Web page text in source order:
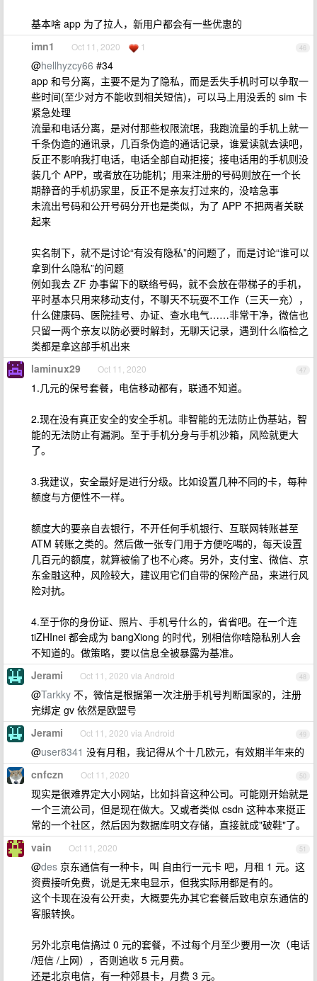
基本啥 app 为了拉人，新用户都会有一些优惠的
46
imn1 Oct 11, 2020 1
@hellhyzcy66 #34
app 和号分离，主要不是为了隐私，而是丢失手机时可以争取一
些时间(至少对方不能收到相关短信)，可以马上用没丢的 sim 卡
紧急处理
流量和电话分离，是对付那些权限流氓，我跑流量的手机上就一
千条伪造的通讯录，几百条伪造的通话记录，谁爱读就去读吧，
反正不影响我打电话，电话全部自动拒接；接电话用的手机则没
装几个 APP，或者放在功能机；用来注册的号码则放在一个长
期静音的手机扔家里，反正不是亲友打过来的，没啥急事
未流出号码和公开号码分开也是类似，为了 APP 不把两者关联
起来
实名制下，就不是讨论“有没有隐私”的问题了，而是讨论“谁可以
拿到什么隐私”的问题
例如我去 ZF 办事留下的联络号码，就不会放在带梯子的手机，
平时基本只用来移动支付，不聊天不玩耍不工作（三天一充），
什么健康码、医院挂号、办证、查水电气……非常干净，微信也
只留一两个亲友以防必要时解封，无聊天记录，遇到什么临检之
类都是拿这部手机出来
47
laminux29 Oct 11, 2020
1.几元的保号套餐，电信移动都有，联通不知道。
2.现在没有真正安全的安全手机。非智能的无法防止伪基站，智
能的无法防止有漏洞。至于手机分身与手机沙箱，风险就更大
了。
3.我建议，安全最好是进行分级。比如设置几种不同的卡，每种
额度与方便性不一样。
额度大的要亲自去银行，不开任何手机银行、互联网转账甚至
ATM 转账之类的。然后做一张专门用于方便吃喝的，每天设置
几百元的额度，就算被偷了也不心疼。另外，支付宝、微信、京
东金融这种，风险较大，建议用它们自带的保险产品，来进行风
险对抗。
4.至于你的身份证、照片、手机号什么的，省省吧。在一个连
tiZHInei 都会成为 bangXiong 的时代，别相信你啥隐私别人会
不知道的。做策略，要以信息全被暴露为基准。
48
Jerami Oct 11, 2020 via Android
@Tarkky 不，微信是根据第一次注册手机号判断国家的，注册
完绑定 gv 依然是欧盟号
49
Jerami Oct 11, 2020 via Android
@user8341 没有月租，我记得从个十几欧元，有效期半年来的
50
cnfczn Oct 11, 2020
现实是很难界定大小网站，比如抖音这种公司。可能刚开始就是
一个三流公司，但是现在做大。又或者类似 csdn 这种本来挺正
常的一个社区，然后因为数据库明文存储，直接就成"破鞋"了。
51
vain Oct 11, 2020
@des 京东通信有一种卡，叫 自由行一元卡 吧，月租 1 元。这
资费接听免费，说是无来电显示，但我实际用都是有的。
这个卡现在没有公开卖，大概要先办其它套餐后致电京东通信的
客服转换。
另外北京电信搞过 0 元的套餐，不过每个月至少要用一次（电话
/短信 /上网），否则追收 5 元月费。
还是北京电信，有一种郊县卡，月费 3 元。